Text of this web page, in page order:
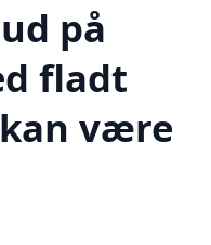
på
fladt
være